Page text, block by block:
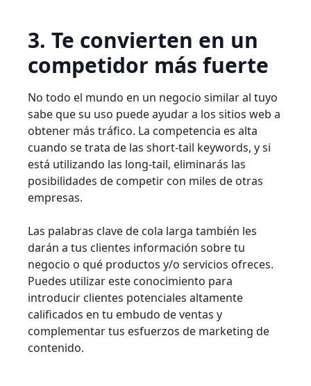
3. Te convierten en un
competidor más fuerte
No todo el mundo en un negocio similar al tuyo
sabe que su uso puede ayudar a los sitios web a
obtener más tráfico. La competencia es alta
cuando se trata de las short-tail keywords, y si
está utilizando las long-tail, eliminarás las
posibilidades de competir con miles de otras
empresas.
Las palabras clave de cola larga también les
darán a tus clientes información sobre tu
negocio o qué productos y/o servicios ofreces.
Puedes utilizar este conocimiento para
introducir clientes potenciales altamente
calificados en tu embudo de ventas y
complementar tus esfuerzos de marketing de
contenido.